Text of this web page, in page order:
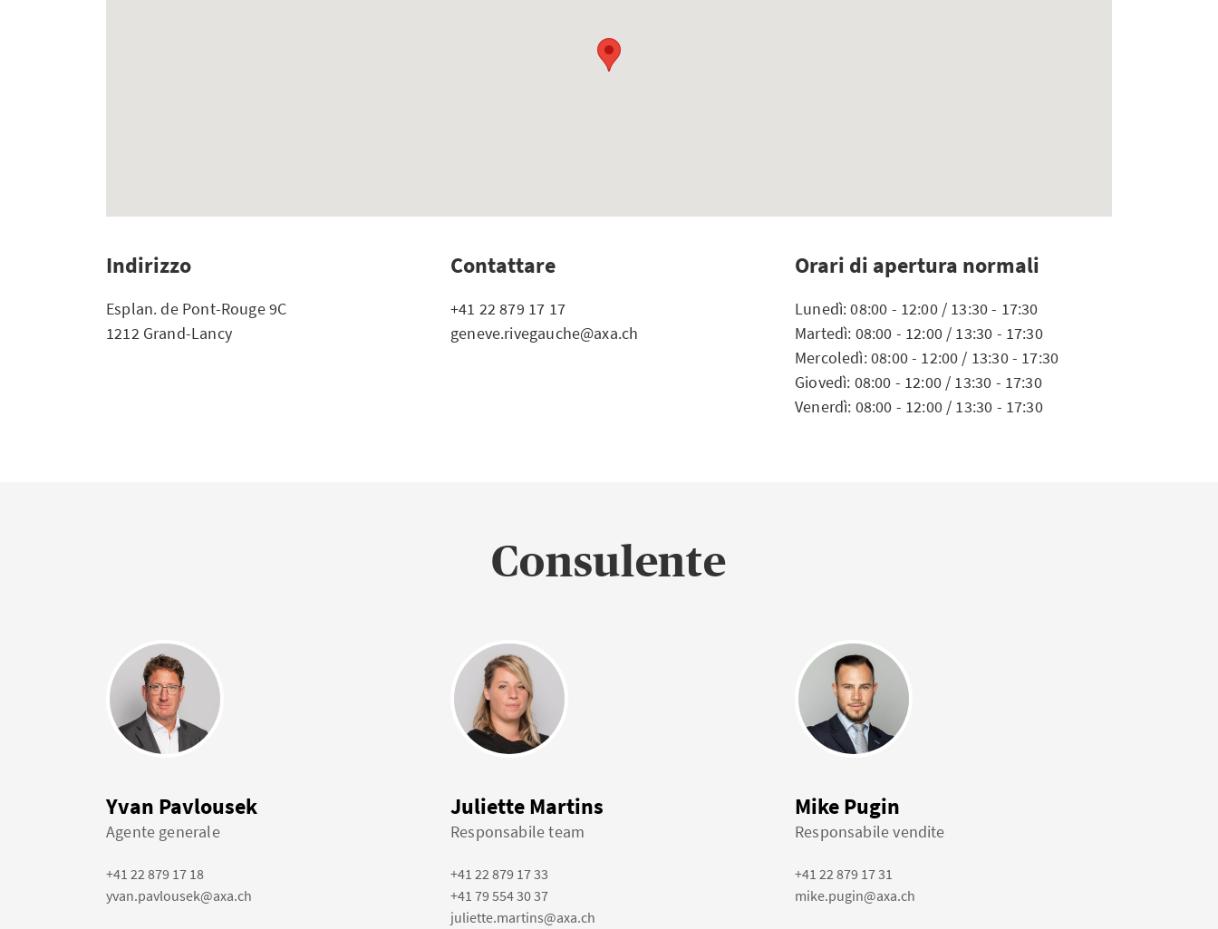
Indirizzo
Esplan. de Pont-Rouge 9C
1212 Grand-Lancy
Contattare
+41 22 879 17 17
geneve.rivegauche@axa.ch
Orari di apertura normali
Lunedì: 08:00 - 12:00 / 13:30 - 17:30
Martedì: 08:00 - 12:00 / 13:30 - 17:30
Mercoledì: 08:00 - 12:00 / 13:30 - 17:30
Giovedì: 08:00 - 12:00 / 13:30 - 17:30
Venerdì: 08:00 - 12:00 / 13:30 - 17:30
Consulente
Yvan Pavlousek
Agente generale
+41 22 879 17 18
yvan.pavlousek@axa.ch
Juliette Martins
Responsabile team
+41 22 879 17 33
+41 79 554 30 37
juliette.martins@axa.ch
Mike Pugin
Responsabile vendite
+41 22 879 17 31
mike.pugin@axa.ch